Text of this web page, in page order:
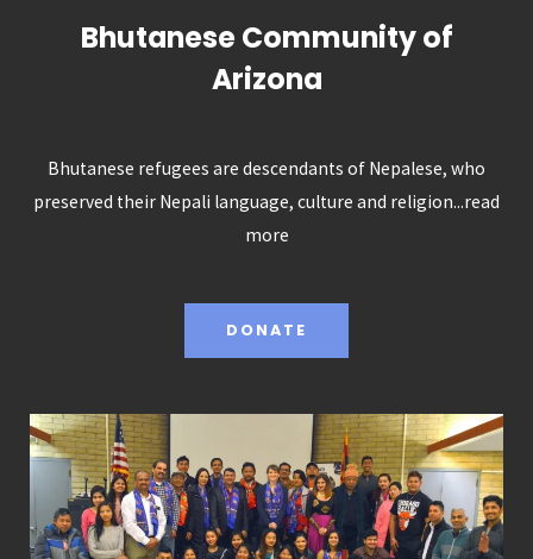
Bhutanese Community of
Arizona
Bhutanese refugees are descendants of Nepalese, who
preserved their Nepali language, culture and religion...read
more
DONATE